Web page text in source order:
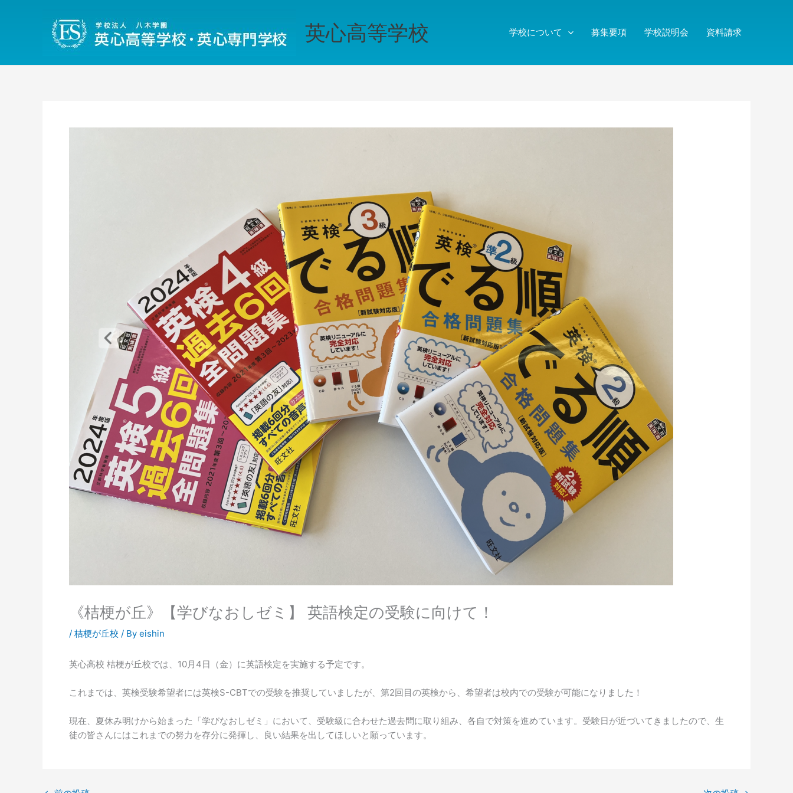
キ
英心高等学校 学校について 募集要項 学校説明会 資料請求
《桔梗が丘》【学びなおしゼミ】 英語検定の受験に向けて！
/ 桔梗が丘校 / By eishin
英心高校 桔梗が丘校では、10月4日（金）に英語検定を実施する予定です。
これまでは、英検受験希望者には英検S-CBTでの受験を推奨していましたが、第2回目の英検から、希望者は校内での受験が可能になりました！
現在、夏休み明けから始まった「学びなおしゼミ」において、受験級に合わせた過去問に取り組み、各自で対策を進めています。受験日が近づいてきましたので、生
徒の皆さんにはこれまでの努力を存分に発揮し、良い結果を出してほしいと願っています。